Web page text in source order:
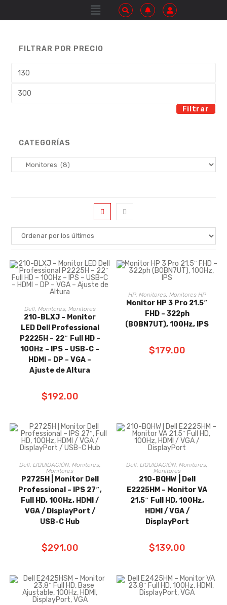
FILTRAR POR PRECIO
Filtrar
CATEGORÍAS
AÑADIR AL
CARRITO
Dell, Monitores, Monitores
210-BLXJ – Monitor
LED Dell Professional
P2225H – 22″ Full HD –
100Hz – IPS – USB-C –
HDMI – DP – VGA –
Ajuste de Altura
$192.00
COMPRAR AHORA
HP, Monitores, Monitores HP
Monitor HP 3 Pro 21.5″
FHD – 322ph
(B0BN7UT), 100Hz, IPS
$179.00
AÑADIR AL
CARRITO
Dell, LIQUIDACIÓN, Monitores,
Monitores
P2725H | Monitor Dell
Professional – IPS 27″,
Full HD, 100Hz, HDMI /
VGA / DisplayPort /
USB-C Hub
$291.00
AÑADIR AL
CARRITO
Dell,LIQUIDACIÓN,Monitores,
Monitores
210-BQHW | Dell
E2225HM – Monitor VA
21.5″ Full HD, 100Hz,
HDMI / VGA /
DisplayPort
$139.00